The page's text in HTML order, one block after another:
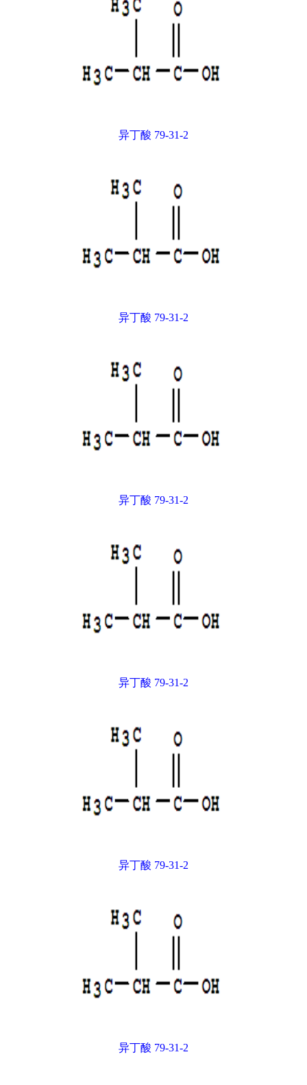
异丁酸 79-31-2
异丁酸 79-31-2
异丁酸 79-31-2
异丁酸 79-31-2
异丁酸 79-31-2
异丁酸 79-31-2